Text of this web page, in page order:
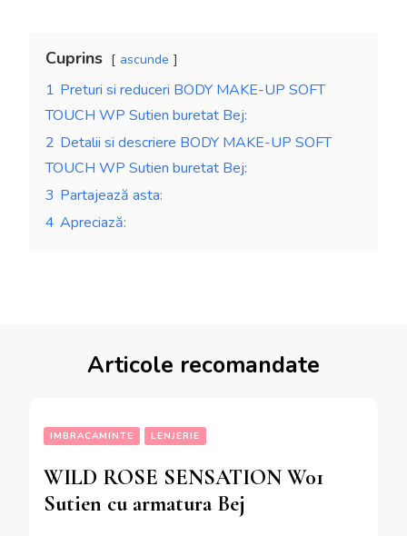
Cuprins ascunde
1 Preturi si reduceri BODY MAKE-UP SOFT
TOUCH WP Sutien buretat Bej:
2 Detalii si descriere BODY MAKE-UP SOFT
TOUCH WP Sutien buretat Bej:
3 Partajează asta:
4 Apreciază:
Articole recomandate
IMBRACAMINTE LENJERIE
WILD ROSE SENSATION W01
Sutien cu armatura Bej